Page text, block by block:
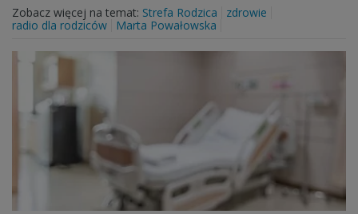
Zobacz więcej na temat: Strefa Rodzica
zdrowie
radio dla rodziców
Marta Powałowska